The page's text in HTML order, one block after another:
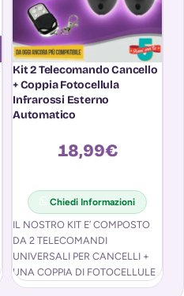
Kit 2 Telecomando Cancello
+ Coppia Fotocellula
Infrarossi Esterno
Automatico
18,99€
Chiedi Informazioni
IL NOSTRO KIT E’ COMPOSTO
DA 2 TELECOMANDI
UNIVERSALI PER CANCELLI +
UNA COPPIA DI FOTOCELLULE
AD INFRAROSSI